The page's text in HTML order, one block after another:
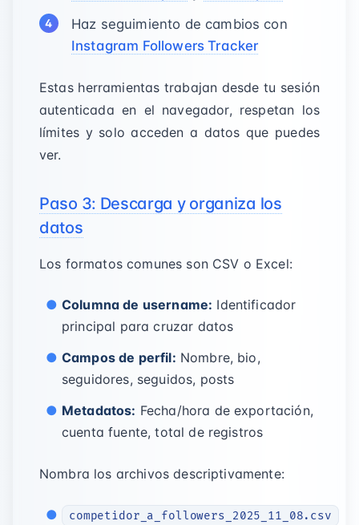
Haz seguimiento de cambios con
Instagram Followers Tracker
Estas herramientas trabajan desde tu sesión
autenticada en el navegador, respetan los
límites y solo acceden a datos que puedes
ver.
Paso 3: Descarga y organiza los
datos
Los formatos comunes son CSV o Excel:
Columna de username: Identificador
principal para cruzar datos
Campos de perfil: Nombre, bio,
seguidores, seguidos, posts
Metadatos: Fecha/hora de exportación,
cuenta fuente, total de registros
Nombra los archivos descriptivamente:
competidor_a_followers_2025_11_08.csv